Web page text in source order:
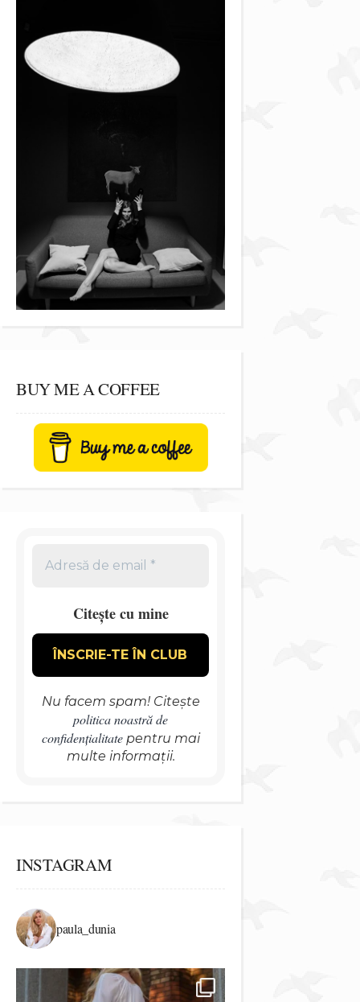
BUY ME A COFFEE
Citește cu mine
Nu facem spam! Citește
politica noastră de
confidențialitatepentru mai
multe informații.
INSTAGRAM
paula_dunia